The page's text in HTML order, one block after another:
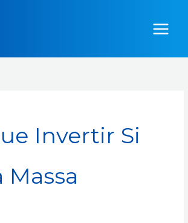
Invertir Si
Massa